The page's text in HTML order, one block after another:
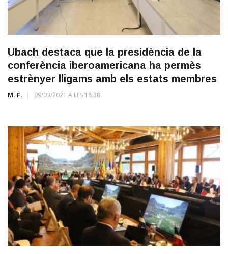
Ubach destaca que la presidència de la
conferència iberoamericana ha permès
estrènyer lligams amb els estats membres
M. F. 09/03/2021 A LES 18:38